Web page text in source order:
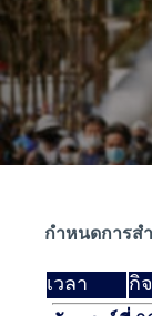
กำหนดการส
เวลา กิ